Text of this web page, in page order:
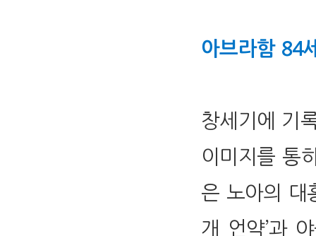
아브라함 84
창세기에 기
이미지를 통
은 노아의 대
개 언약’과